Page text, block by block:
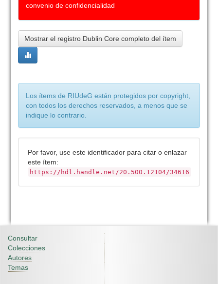
convenio de confidencialidad
Mostrar el registro Dublin Core completo del ítem
Los ítems de RIUdeG están protegidos por copyright,
con todos los derechos reservados, a menos que se
indique lo contrario.
Por favor, use este identificador para citar o enlazar
este ítem:
https://hdl.handle.net/20.500.12104/34616
Consultar
Colecciones
Autores
Temas